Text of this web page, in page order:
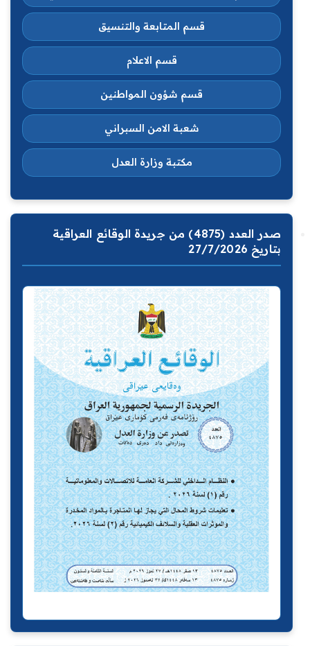
قسم المتابعة والتنسيق
قسم الاعلام
قسم شؤون المواطنين
شعبة الامن السبراني
مكتبة وزارة العدل
صدر العدد (4875) من جريدة الوقائع العراقية
بتاريخ 27/7/2026